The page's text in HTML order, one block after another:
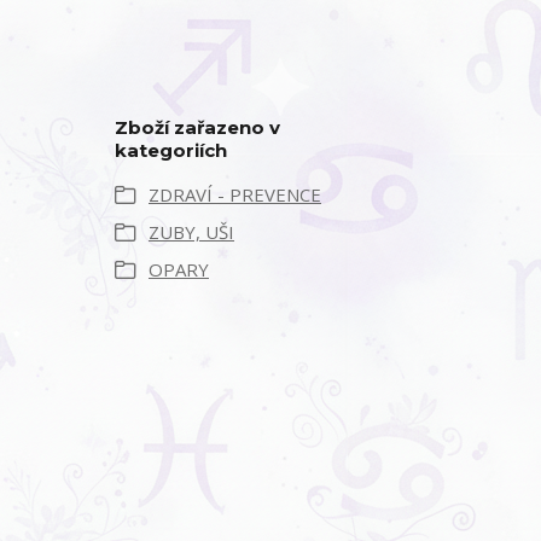
Zboží zařazeno v
kategoriích
ZDRAVÍ - PREVENCE
ZUBY, UŠI
OPARY